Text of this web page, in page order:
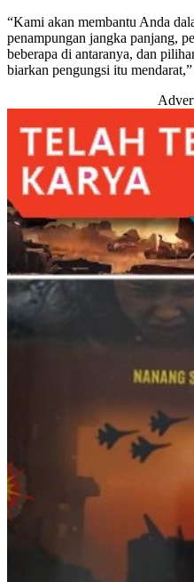
“Kami akan membantu Anda
penampungan jangka panjang,
beberapa di antaranya, dan
biarkan pengungsi itu